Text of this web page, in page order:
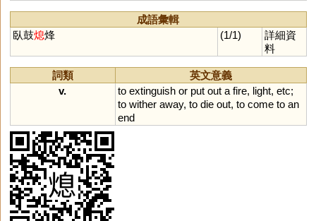
成語彙輯
臥鼓熄烽 (1/1)
詳細資
料
詞類
英文意義
v.
to extinguish or put out a fire, light, etc;
to wither away, to die out, to come to an
end